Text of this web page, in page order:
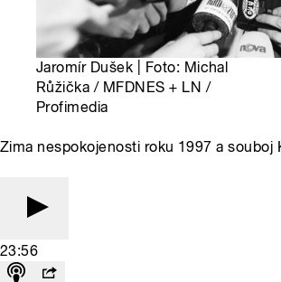
Jaromír Dušek | Foto: Michal
Růžička / MFDNES + LN /
Profimedia
Zima nespokojenosti roku 1997 a souboj
23:56